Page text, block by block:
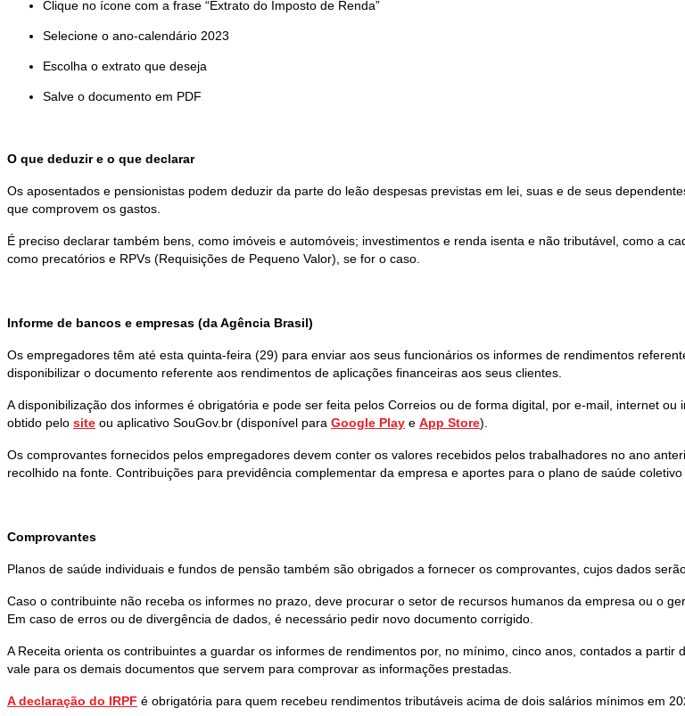
Clique no ícone com a frase “Extrato do Imposto de Renda”
Selecione o ano-calendário 2023
Escolha o extrato que deseja
Salve o documento em PDF
O que deduzir e o que declarar
Os aposentados e pensionistas podem deduzir da parte do leão despesas previstas em lei, suas e de seus
que comprovem os gastos.
É preciso declarar também bens, como imóveis e automóveis; investimentos e renda isenta e não tributável, como a
como precatórios e RPVs (Requisições de Pequeno Valor), se for o caso.
Informe de bancos e empresas (da Agência Brasil)
Os empregadores têm até esta quinta-feira (29) para enviar aos seus funcionários os informes de rendimentos
disponibilizar o documento referente aos rendimentos de aplicações financeiras aos seus clientes.
A disponibilização dos informes é obrigatória e pode ser feita pelos Correios ou de forma digital, por e-mail, internet
obtido pelo site ou aplicativo SouGov.br (disponível para Google Play e App Store).
Os comprovantes fornecidos pelos empregadores devem conter os valores recebidos pelos trabalhadores no ano
recolhido na fonte. Contribuições para previdência complementar da empresa e aportes para o plano de saúde
Comprovantes
Planos de saúde individuais e fundos de pensão também são obrigados a fornecer os comprovantes, cujos dados
Caso o contribuinte não receba os informes no prazo, deve procurar o setor de recursos humanos da empresa ou o
Em caso de erros ou de divergência de dados, é necessário pedir novo documento corrigido.
A Receita orienta os contribuintes a guardar os informes de rendimentos por, no mínimo, cinco anos, contados a
vale para os demais documentos que servem para comprovar as informações prestadas.
A declaração do IRPF é obrigatória para quem recebeu rendimentos tributáveis acima de dois salários mínimos em